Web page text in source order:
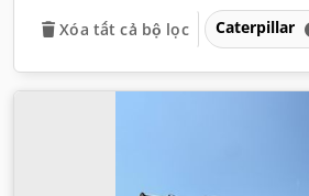
Xóa tất cả bộ lọc Caterpillar